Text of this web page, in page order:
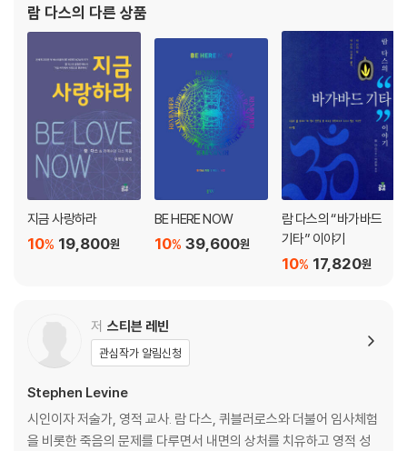
람 다스의 다른 상품
지금 사랑하라
19,800원
10%
BE HERE NOW
39,600원
10%
람 다스의 “바가바드
기타” 이야기
17,820원
10%
저 스티븐 레빈
관심작가 알림신청
Stephen Levine
시인이자 저술가, 영적 교사. 람 다스, 퀴블러로스와 더불어 임사체험
을 비롯한 죽음의 문제를 다루면서 내면의 상처를 치유하고 영적 성